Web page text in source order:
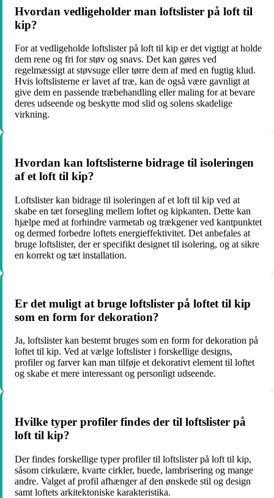
Hvordan vedligeholder man loftslister på loft til
kip?
For at vedligeholde loftslister på loft til kip er det vigtigt at holde
dem rene og fri for støv og snavs. Det kan gøres ved
regelmæssigt at støvsuge eller tørre dem af med en fugtig klud.
Hvis loftslisterne er lavet af træ, kan de også være gavnligt at
give dem en passende træbehandling eller maling for at bevare
deres udseende og beskytte mod slid og solens skadelige
virkning.
Hvordan kan loftslisterne bidrage til isoleringen
af et loft til kip?
Loftslister kan bidrage til isoleringen af et loft til kip ved at
skabe en tæt forsegling mellem loftet og kipkanten. Dette kan
hjælpe med at forhindre varmetab og trækgener ved kantpunktet
og dermed forbedre loftets energieffektivitet. Det anbefales at
bruge loftslister, der er specifikt designet til isolering, og at sikre
en korrekt og tæt installation.
Er det muligt at bruge loftslister på loftet til kip
som en form for dekoration?
Ja, loftslister kan bestemt bruges som en form for dekoration på
loftet til kip. Ved at vælge loftslister i forskellige designs,
profiler og farver kan man tilføje et dekorativt element til loftet
og skabe et mere interessant og personligt udseende.
Hvilke typer profiler findes der til loftslister på
loft til kip?
Der findes forskellige typer profiler til loftslister på loft til kip,
såsom cirkulære, kvarte cirkler, buede, lambrisering og mange
andre. Valget af profil afhænger af den ønskede stil og design
samt loftets arkitektoniske karakteristika.